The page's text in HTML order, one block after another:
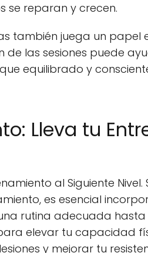
se reparan y crecen.
también juega un papel
las sesiones puede
equilibrado y
Lleva tu
al Siguiente
es esencial
rutina adecuada
elevar tu capacidad
y mejorar tu